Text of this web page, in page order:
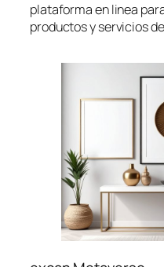
plataforma en linea
productos y servicios